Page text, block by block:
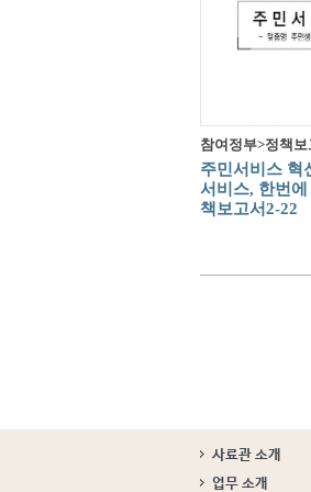
참여정부>정책보
주민서비스 혁
서비스, 한번
책보고서2-22
사료관 소개
업무 소개